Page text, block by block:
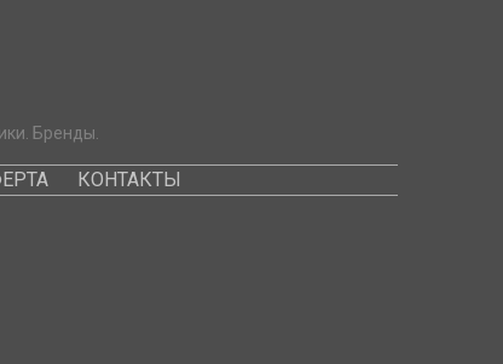
Бренды.
КОНТАКТЫ